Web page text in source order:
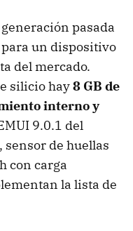
pasada
un dispositivo
del mercado.
silicio hay8 GB de
interno y
9.0.1 del
de huellas
con carga
la lista de